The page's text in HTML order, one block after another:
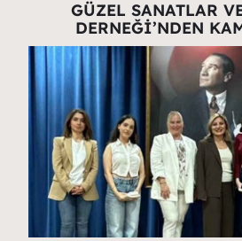
GÜZEL SANATLAR
DERNEĞİ’NDEN